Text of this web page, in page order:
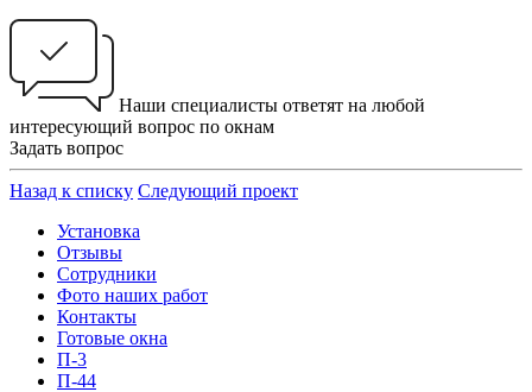
Наши специалисты ответят на любой
интересующий вопрос по окнам
Задать вопрос
Назад к списку Следующий проект
Установка
Отзывы
Сотрудники
Фото наших работ
Контакты
Готовые окна
П-3
П-44